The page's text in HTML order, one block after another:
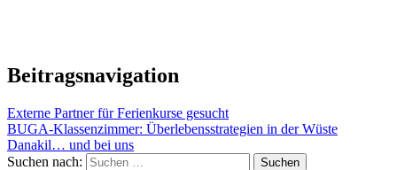
Beitragsnavigation
Externe Partner für Ferienkurse gesucht
BUGA-Klassenzimmer: Überlebensstrategien in der Wüste
Danakil… und bei uns
Suchen nach: